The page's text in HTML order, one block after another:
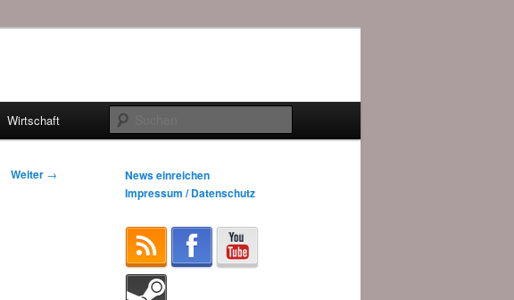
Wirtschaft
Beitrags-
Weiter →
News einreichen
Impressum / Datenschutz